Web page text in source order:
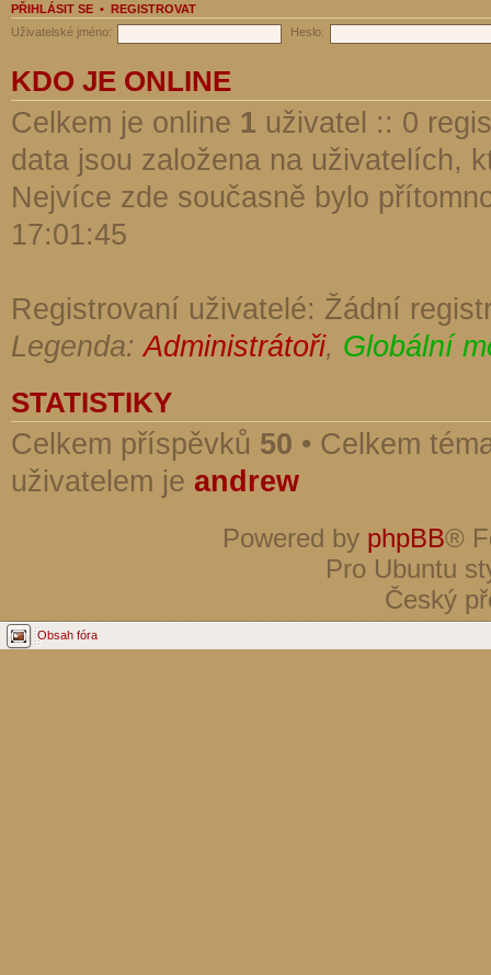
PŘIHLÁSIT SE • REGISTROVAT
Uživatelské jméno:
Heslo:
KDO JE ONLINE
Celkem je online 1 uživatel :: 0
data jsou založena na uživatelích,
Nejvíce zde současně bylo
17:01:45
Registrovaní uživatelé: Žádní
Legenda:Administrátoři, Globální
STATISTIKY
Celkem příspěvků 50 • Celkem
uživatelem je andrew
Powered by phpBB®
Pro Ubuntu
Český
Obsah fóra